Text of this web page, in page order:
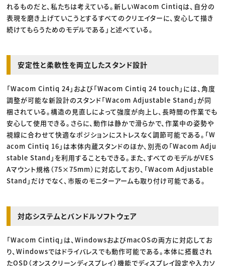
れるものだと、私たちは考えている。新しいWacom Cintiqは、自分の
表現を磨き上げていこうとするすべてのクリエイターに、安心して描き
続けてもらうためのモデルである」と述べている。
安定性と柔軟性を両立したスタンド設計
「Wacom Cintiq 24」および「Wacom Cintiq 24 touch」には、角度
調整が可能な新設計のスタンド「Wacom Adjustable Stand」が同
梱されている。構造の見直しによって強度が向上し、長時間の作業でも
安心して使用できる。さらに、動作は静かで滑らかで、作業中の姿勢や
視線に合わせて快適なポジションにストレスなく調節可能である。「W
acom Cintiq 16」は本体内蔵スタンドのほか、別売の「Wacom Adju
stable Stand」を利用することもできる。また、すべてのモデルがVES
Aマウント規格（75×75mm）に対応しており、「Wacom Adjustable
Stand」だけでなく、市販のモニターアームも取り付け可能である。
対応システムとバンドルソフトウェア
「Wacom Cintiq」は、WindowsおよびmacOSの両方に対応してお
り、Windowsではドライバレスでも動作可能である。本体に搭載され
たOSD（オンスクリーンディスプレイ）機能でディスプレイ設定や入力ソ